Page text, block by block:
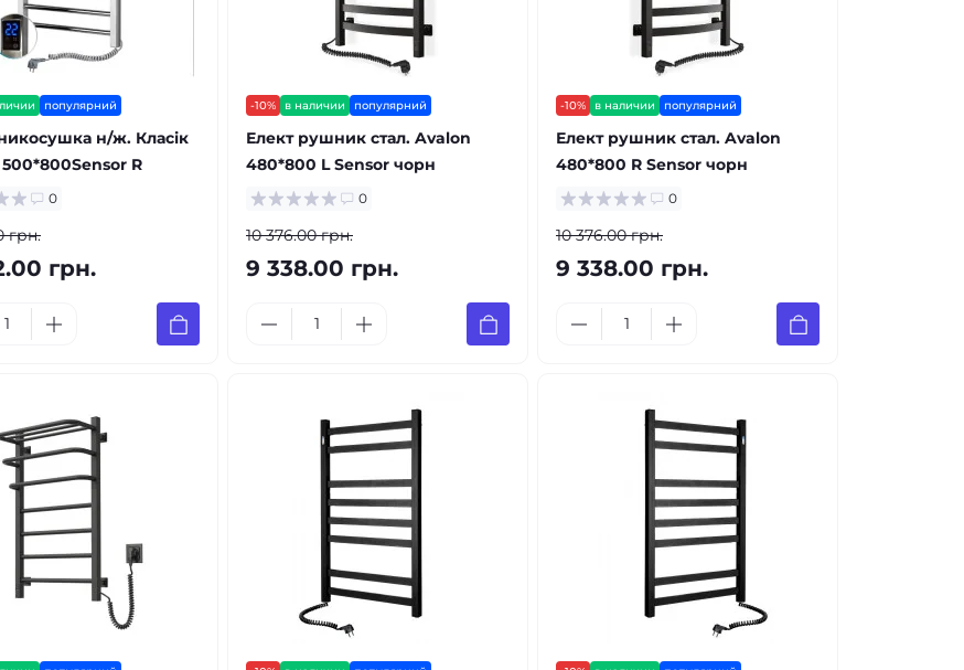
популярний
н/ж. Класік
R
0
грн.
грн.
-10% в наличии популярний
Елект рушник стал. Avalon
480*800 L Sensor чорн
0
10 376.00 грн.
9 338.00 грн.
-10% в наличии популярний
Елект рушник стал. Avalon
480*800 R Sensor чорн
0
10 376.00 грн.
9 338.00 грн.